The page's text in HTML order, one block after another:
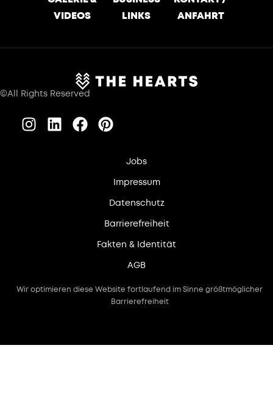
VIDEOS
LINKS
ANFAHRT
©All Rights Reserved
Jobs
Impressum
Datenschutz
Barrierefreiheit
Fakten & Identität
AGB
Wir optimieren diese Website fortlaufend im Sinne größtmöglicher
Barrierefreiheit